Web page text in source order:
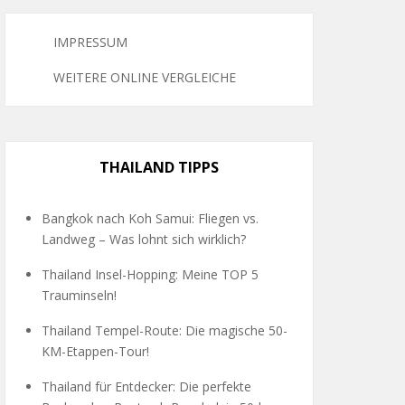
IMPRESSUM
WEITERE ONLINE VERGLEICHE
THAILAND TIPPS
Bangkok nach Koh Samui: Fliegen vs.
Landweg – Was lohnt sich wirklich?
Thailand Insel-Hopping: Meine TOP 5
Trauminseln!
Thailand Tempel-Route: Die magische 50-
KM-Etappen-Tour!
Thailand für Entdecker: Die perfekte